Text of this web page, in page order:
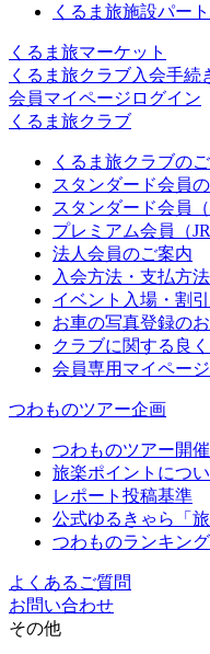
くるま旅施設パー
くるま旅マーケット
くるま旅クラブ入会手続
会員マイページログイン
くるま旅クラブ
くるま旅クラブの
スタンダード会員
スタンダード会員
プレミアム会員（
法人会員のご案内
入会方法・支払方法
イベント入場・割
お車の写真登録の
クラブに関する良
会員専用マイペー
つわものツアー企画
つわものツアー開
旅楽ポイントにつ
レポート投稿基準
公式ゆるきゃら「旅
つわものランキング
よくあるご質問
お問い合わせ
その他